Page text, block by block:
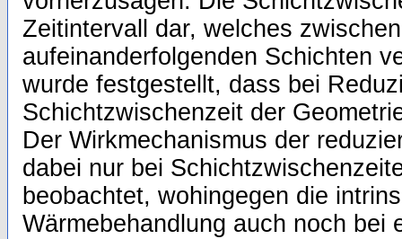
Zeitintervall dar, welches
aufeinanderfolgenden Schichten
wurde festgestellt, dass bei
Schichtzwischenzeit der
Der Wirkmechanismus der
dabei nur bei
beobachtet, wohingegen die
Wärmebehandlung auch noch bei